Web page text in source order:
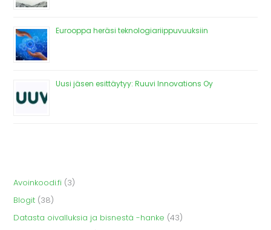
Eurooppa heräsi teknologiariippuvuuksiin
Uusi jäsen esittäytyy: Ruuvi Innovations Oy
Avoinkoodi.fi (3)
Blogit (38)
Datasta oivalluksia ja bisnestä -hanke (43)